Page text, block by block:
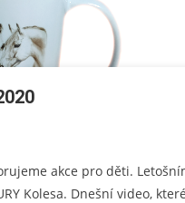
akce pro děti.
Kolesa. Dnešní video,